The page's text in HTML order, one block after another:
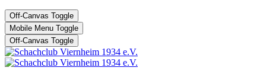
Off-Canvas Toggle
Mobile Menu Toggle
Off-Canvas Toggle